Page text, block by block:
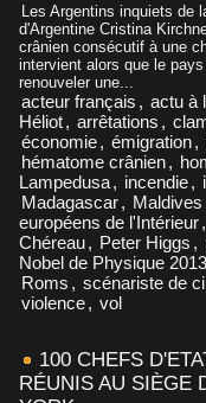
Les Argentins inquiets de
d'Argentine Cristina
crânien consécutif à une
intervient alors que le
renouveler une...
acteur français , actu à
Héliot, arrêtations ,
économie, émigration,
hématome crânien,
Lampedusa, incendie,
Madagascar, Maldives
européens de l'Intérieur,
Chéreau, Peter Higgs ,
Nobel de Physique 2013
Roms , scénariste de
violence, vol
100 CHEFS
RÉUNIS AU SIÈGE